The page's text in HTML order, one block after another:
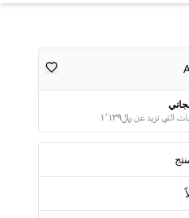
التي تزيد عن ﷼١٬١٢٩